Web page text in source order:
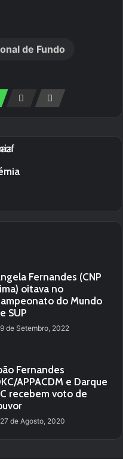
de Fundo
Fernandes (CNP
oitava no
do Mundo
SUP
9 de Setembro, 2022
Fernandes
APPACDM e Darque
recebem voto de
27 de Agosto, 2020